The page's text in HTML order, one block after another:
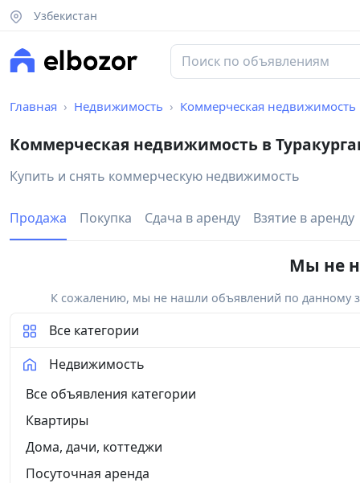
Узбекистан
Главная Недвижимость Коммерческая недвижимость
Коммерческая недвижимость в
Купить и снять коммерческую недвижимость
Продажа Покупка Сдача в аренду Взятие в аренду
Мы не
К сожалению, мы не нашли объявлений по данному
Все категории
Недвижимость
Все объявления категории
Квартиры
Дома, дачи, коттеджи
Посуточная аренда